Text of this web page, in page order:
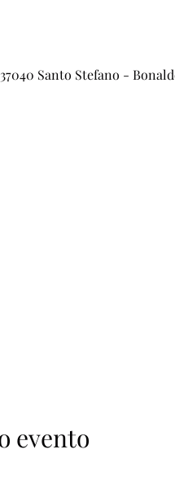
Santo Stefano -
evento